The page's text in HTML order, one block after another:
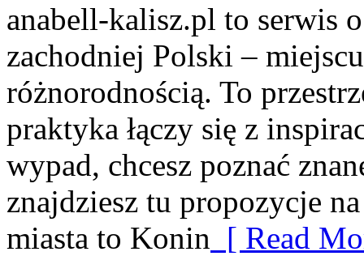
anabell-kalisz.pl to serwis
zachodniej Polski –
różnorodnością. To
praktyka łączy się z
wypad, chcesz poznać
znajdziesz tu propozycje
miasta to Konin [ Read